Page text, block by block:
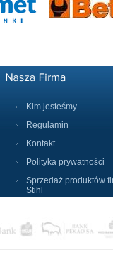
Kim jesteśmy
Regulamin
Kontakt
Polityka prywatności
Sprzedaż produktów
Stihl